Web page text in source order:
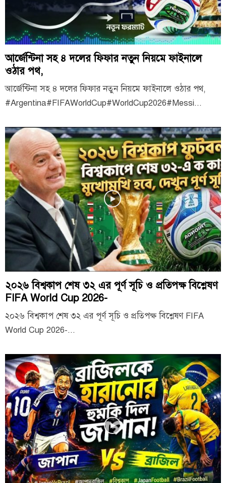
আর্জেন্টিনা সহ ৪ দলের ফিফার নতুন নিয়মে ফাইনালে
ওঠার পথ,
আর্জেন্টিনা সহ ৪ দলের ফিফার নতুন নিয়মে ফাইনালে ওঠার পথ,
#Argentina#FIFAWorldCup#WorldCup2026#Messi...
২০২৬ বিশ্বকাপ শেষ ৩২ এর পূর্ণ সূচি ও প্রতিপক্ষ বিশ্লেষণ
FIFA World Cup 2026-
২০২৬ বিশ্বকাপ শেষ ৩২ এর পূর্ণ সূচি ও প্রতিপক্ষ বিশ্লেষণ FIFA
World Cup 2026-...